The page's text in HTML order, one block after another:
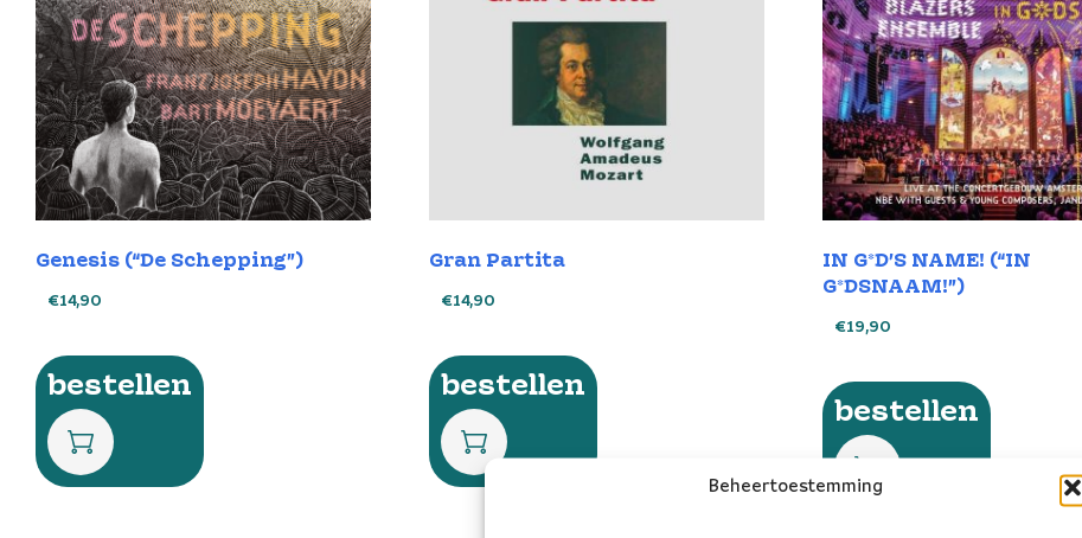
Beheertoestemming
Genesis (“De Schepping”)
€14,90
bestellen
Gran Partita
€14,90
bestellen
IN G*D’S NAME! (“IN
G*DSNAAM!”)
€19,90
bestellen